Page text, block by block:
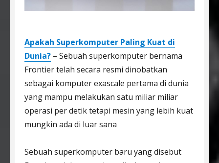
Apakah Superkomputer Paling Kuat di
Dunia? – Sebuah superkomputer bernama
Frontier telah secara resmi dinobatkan
sebagai komputer exascale pertama di dunia
yang mampu melakukan satu miliar miliar
operasi per detik tetapi mesin yang lebih kuat
mungkin ada di luar sana
Sebuah superkomputer baru yang disebut